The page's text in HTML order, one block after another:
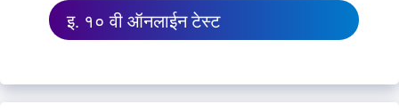
इ. १० वी ऑनलाईन टेस्ट